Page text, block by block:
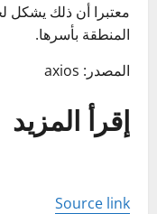
معتبرا أن ذلك يشكل
المنطقة بأسرها.
المصدر: axios
إقرأ المزيد
Source link